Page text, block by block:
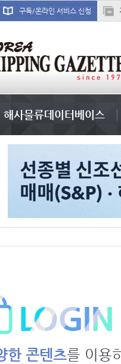
구독/온라인 서비스 신청
경상
해사물류데이터베이스
한 콘텐츠를 이용